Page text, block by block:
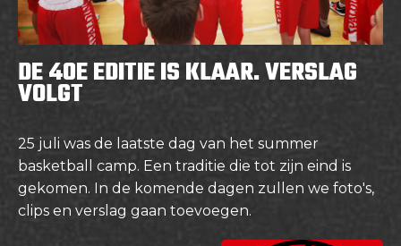
DE 40E EDITIE IS KLAAR. VERSLAG
VOLGT
25 juli was de laatste dag van het summer
basketball camp. Een traditie die tot zijn eind is
gekomen. In de komende dagen zullen we foto's,
clips en verslag gaan toevoegen.